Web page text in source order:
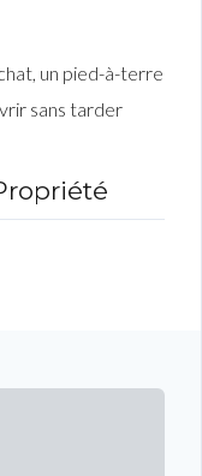
un pied-à-terre
sans tarder